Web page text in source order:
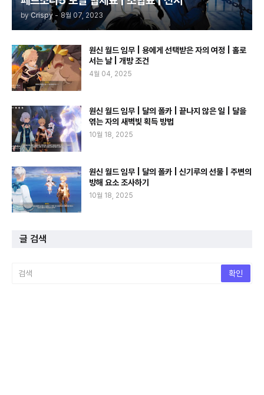
by Crispy - 8월 07, 2023
원신 월드 임무 | 용에게 선택받은 자의 여정 | 홀로
서는 날 | 개방 조건
4월 04, 2025
원신 월드 임무 | 달의 폴카 | 끝나지 않은 일 | 달을
엮는 자의 새벽빛 획득 방법
10월 18, 2025
원신 월드 임무 | 달의 폴카 | 신기루의 선물 | 주변의
방해 요소 조사하기
10월 18, 2025
글 검색